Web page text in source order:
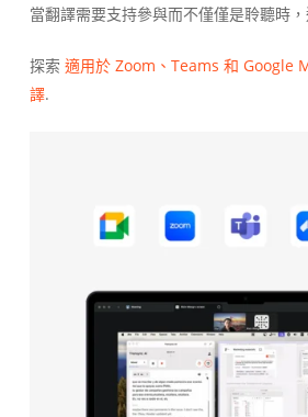
當翻譯需要支持參與而不僅僅是聆聽時
探索 適用於 Zoom、Teams 和 Google
譯.